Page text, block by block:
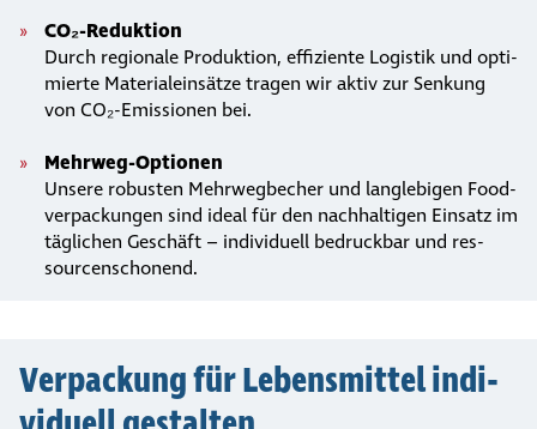
CO₂-Reduktion
Durch regionale Pro­duk­tion, effi­zi­ente Logistik und opti­
mierte Mate­ri­al­ein­sätze tragen wir aktiv zur Senkung
von CO₂-Emis­sio­nen bei.
Mehrweg-Optionen
Unsere robusten Mehr­weg­be­cher und lang­le­bi­gen Food­
ver­pa­ckun­gen sind ideal für den nach­hal­ti­gen Einsatz im
täglichen Geschäft – indi­vi­du­ell bedruck­bar und res­
sour­cen­scho­nend.
Verpa­ckung für Lebens­mittel indi­